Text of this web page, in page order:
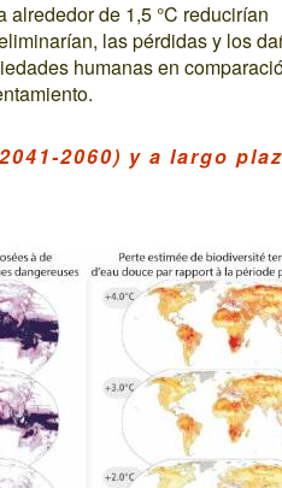
de 1,5 °C reducirían
las pérdidas y los
humanas en
2060) y a largo